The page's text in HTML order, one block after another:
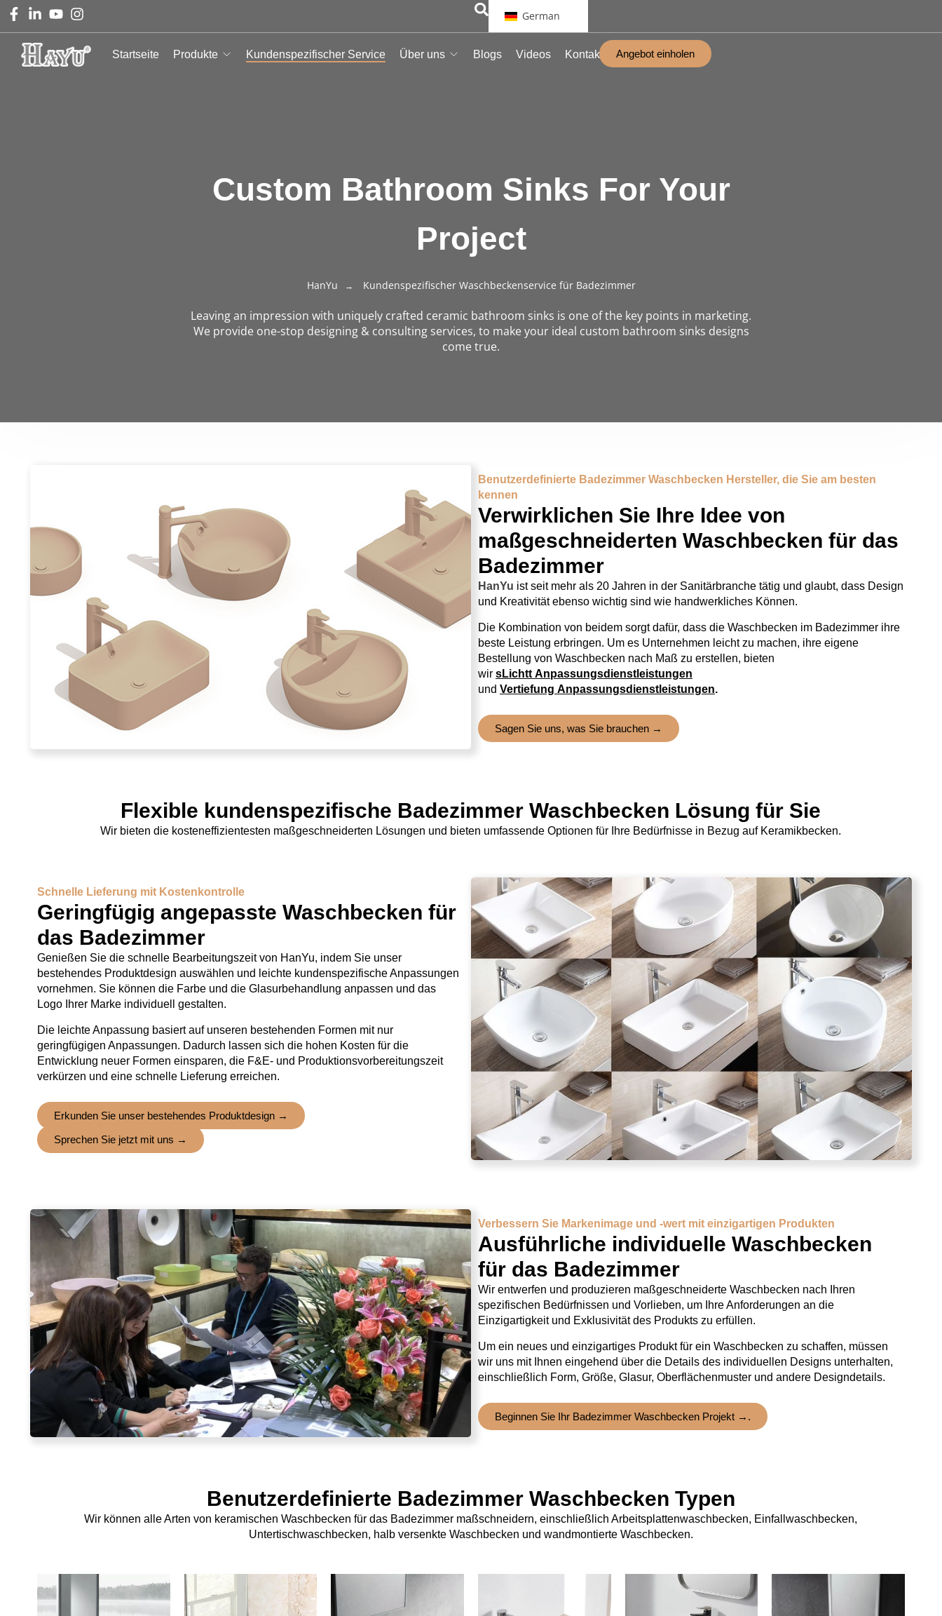
German
Startseite Produkte Kundenspezifischer Service Über uns Blogs Videos Kontakt Angebot einholen
Custom Bathroom Sinks For Your
Project
HanYu Kundenspezifischer Waschbeckenservice für Badezimmer
Leaving an impression with uniquely crafted ceramic bathroom sinks is one of the key points in marketing.
We provide one-stop designing & consulting services, to make your ideal custom bathroom sinks designs
come true.
Benutzerdefinierte Badezimmer Waschbecken Hersteller, die Sie am besten
kennen
Verwirklichen Sie Ihre Idee von
maßgeschneiderten Waschbecken für das
Badezimmer
HanYu ist seit mehr als 20 Jahren in der Sanitärbranche tätig und glaubt, dass Design
und Kreativität ebenso wichtig sind wie handwerkliches Können.
Die Kombination von beidem sorgt dafür, dass die Waschbecken im Badezimmer ihre
beste Leistung erbringen. Um es Unternehmen leicht zu machen, ihre eigene
Bestellung von Waschbecken nach Maß zu erstellen, bieten
wir sLichttAnpassungsdienstleistungen
und Vertiefung Anpassungsdienstleistungen.
Sagen Sie uns, was Sie brauchen →
Flexible kundenspezifische Badezimmer Waschbecken Lösung für Sie
Wir bieten die kosteneffizientesten maßgeschneiderten Lösungen und bieten umfassende Optionen für Ihre Bedürfnisse in Bezug auf Keramikbecken.
Schnelle Lieferung mit Kostenkontrolle
Geringfügig angepasste Waschbecken für
das Badezimmer
Genießen Sie die schnelle Bearbeitungszeit von HanYu, indem Sie unser
bestehendes Produktdesign auswählen und leichte kundenspezifische Anpassungen
vornehmen. Sie können die Farbe und die Glasurbehandlung anpassen und das
Logo Ihrer Marke individuell gestalten.
Die leichte Anpassung basiert auf unseren bestehenden Formen mit nur
geringfügigen Anpassungen. Dadurch lassen sich die hohen Kosten für die
Entwicklung neuer Formen einsparen, die F&E- und Produktionsvorbereitungszeit
verkürzen und eine schnelle Lieferung erreichen.
Erkunden Sie unser bestehendes Produktdesign →
Sprechen Sie jetzt mit uns →
Verbessern Sie Markenimage und -wert mit einzigartigen Produkten
Ausführliche individuelle Waschbecken
für das Badezimmer
Wir entwerfen und produzieren maßgeschneiderte Waschbecken nach Ihren
spezifischen Bedürfnissen und Vorlieben, um Ihre Anforderungen an die
Einzigartigkeit und Exklusivität des Produkts zu erfüllen.
Um ein neues und einzigartiges Produkt für ein Waschbecken zu schaffen, müssen
wir uns mit Ihnen eingehend über die Details des individuellen Designs unterhalten,
einschließlich Form, Größe, Glasur, Oberflächenmuster und andere Designdetails.
Beginnen Sie Ihr Badezimmer Waschbecken Projekt →.
Benutzerdefinierte Badezimmer Waschbecken Typen
Wir können alle Arten von keramischen Waschbecken für das Badezimmer maßschneidern, einschließlich Arbeitsplattenwaschbecken, Einfallwaschbecken,
Untertischwaschbecken, halb versenkte Waschbecken und wandmontierte Waschbecken.